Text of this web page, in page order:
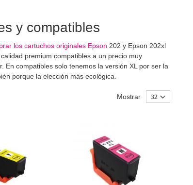
y compatibles
los cartuchos originales Epson 202 y Epson 202xl
premium compatibles a un precio muy
compatibles solo tenemos la versión XL por ser la
porque la elección más ecológica.
Mostrar